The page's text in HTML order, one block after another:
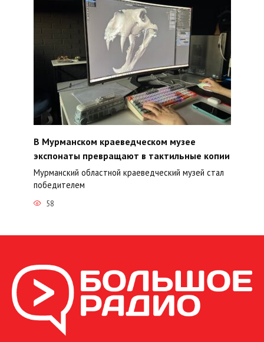
В Мурманском краеведческом музее
экспонаты превращают в тактильные копии
Мурманский областной краеведческий музей стал
победителем
58